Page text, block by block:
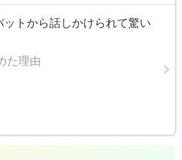
トから話しかけられて驚い
た理由